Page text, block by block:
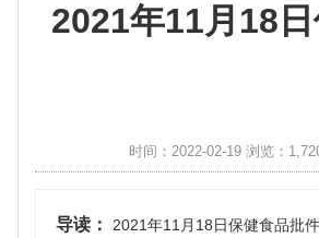
2021年11月18
时间：2022-02-19 浏览：
导读：
2021年11月18日保健食品批